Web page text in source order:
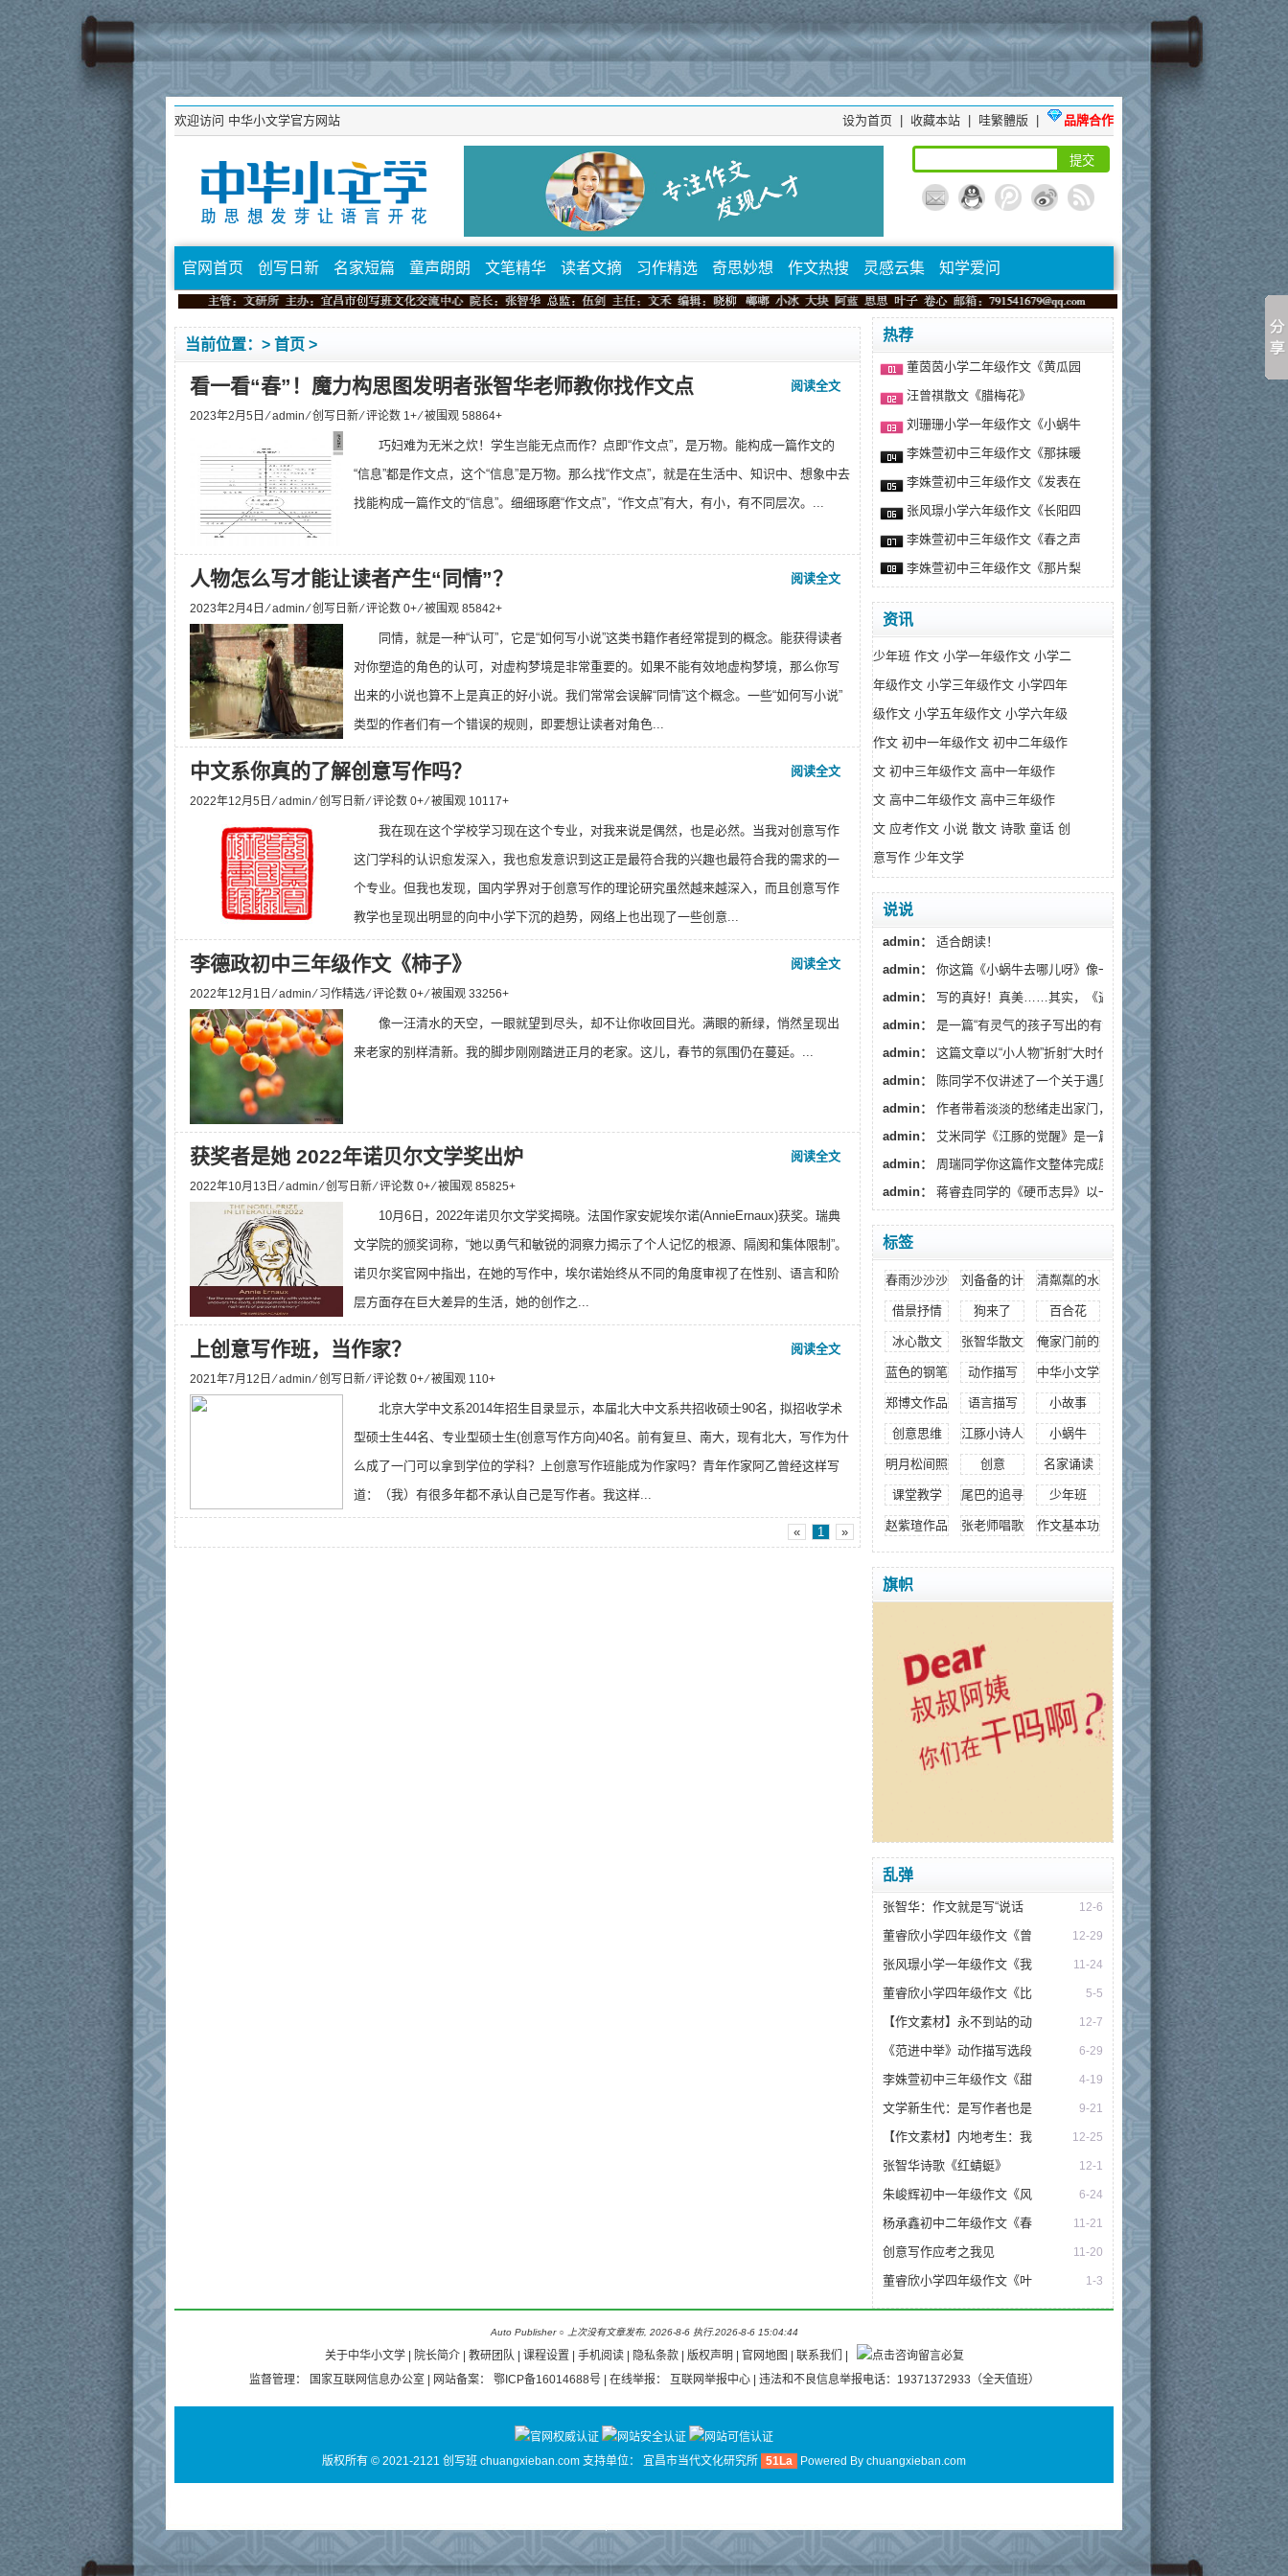
设为首页 收藏本站 哇繁體版 品牌合作
欢迎访问 中华小文学官方网站
官网首页 创写日新 名家短篇 童声朗朗 文笔精华 读者文摘 习作精选 奇思妙想 作文热搜 灵感云集 知学爱问
当前位置：> 首页 >
阅读全文
看一看“春”！魔力构思图发明者张智华老师教你找作文点
2023年2月5日 ⁄admin⁄创写日新⁄ 评论数 1+ ⁄ 被围观 58864+
巧妇难为无米之炊！学生岂能无点而作？点即“作文点”，是万物。能构成一篇作文的
“信息”都是作文点，这个“信息”是万物。那么找“作文点”，就是在生活中、知识中、想象中去
找能构成一篇作文的“信息”。细细琢磨“作文点”，“作文点”有大，有小，有不同层次。...
阅读全文
人物怎么写才能让读者产生“同情”？
2023年2月4日 ⁄admin⁄创写日新⁄ 评论数 0+ ⁄ 被围观 85842+
同情，就是一种“认可”，它是“如何写小说”这类书籍作者经常提到的概念。能获得读者
对你塑造的角色的认可，对虚构梦境是非常重要的。如果不能有效地虚构梦境，那么你写
出来的小说也算不上是真正的好小说。我们常常会误解“同情”这个概念。一些“如何写小说”
类型的作者们有一个错误的规则，即要想让读者对角色...
阅读全文
中文系你真的了解创意写作吗？
2022年12月5日 ⁄admin⁄创写日新⁄ 评论数 0+ ⁄ 被围观 10117+
我在现在这个学校学习现在这个专业，对我来说是偶然，也是必然。当我对创意写作
这门学科的认识愈发深入，我也愈发意识到这正是最符合我的兴趣也最符合我的需求的一
个专业。但我也发现，国内学界对于创意写作的理论研究虽然越来越深入，而且创意写作
教学也呈现出明显的向中小学下沉的趋势，网络上也出现了一些创意...
阅读全文
李德政初中三年级作文《柿子》
2022年12月1日 ⁄admin⁄习作精选⁄ 评论数 0+ ⁄ 被围观 33256+
像一汪清水的天空，一眼就望到尽头，却不让你收回目光。满眼的新绿，悄然呈现出
来老家的别样清新。我的脚步刚刚踏进正月的老家。这儿，春节的氛围仍在蔓延。...
阅读全文
获奖者是她 2022年诺贝尔文学奖出炉
2022年10月13日 ⁄admin⁄创写日新⁄ 评论数 0+ ⁄ 被围观 85825+
10月6日，2022年诺贝尔文学奖揭晓。法国作家安妮埃尔诺(AnnieErnaux)获奖。瑞典
文学院的颁奖词称，“她以勇气和敏锐的洞察力揭示了个人记忆的根源、隔阂和集体限制”。
诺贝尔奖官网中指出，在她的写作中，埃尔诺始终从不同的角度审视了在性别、语言和阶
层方面存在巨大差异的生活，她的创作之...
阅读全文
上创意写作班，当作家？
2021年7月12日 ⁄admin⁄创写日新⁄ 评论数 0+ ⁄ 被围观 110+
北京大学中文系2014年招生目录显示，本届北大中文系共招收硕士90名，拟招收学术
型硕士生44名、专业型硕士生(创意写作方向)40名。前有复旦、南大，现有北大，写作为什
么成了一门可以拿到学位的学科？上创意写作班能成为作家吗？青年作家阿乙曾经这样写
道：（我）有很多年都不承认自己是写作者。我这样...
« 1 »
热荐
董茵茵小学二年级作文《黄瓜园
汪曾祺散文《腊梅花》
刘珊珊小学一年级作文《小蜗牛
李姝萱初中三年级作文《那抹暖
李姝萱初中三年级作文《发表在
张风璟小学六年级作文《长阳四
李姝萱初中三年级作文《春之声
李姝萱初中三年级作文《那片梨
资讯
少年班 作文 小学一年级作文 小学二
年级作文 小学三年级作文 小学四年
级作文 小学五年级作文 小学六年级
作文 初中一年级作文 初中二年级作
文 初中三年级作文 高中一年级作
文 高中二年级作文 高中三年级作
文 应考作文 小说 散文 诗歌 童话 创
意写作 少年文学
说说
admin：
适合朗读！
admin：
你这篇《小蜗牛去哪儿呀》像一阵温柔的春风，读...
admin：
写的真好！真美……其实，《遇见》藏着一个更深的...
admin：
是一篇“有灵气的孩子写出的有温度的文章”。
admin：
这篇文章以“小人物”折射“大时代”，通过生活化...
admin：
陈同学不仅讲述了一个关于遇见流浪狗的故事...
admin：
作者带着淡淡的愁绪走出家门，趁着月色出来散...
admin：
艾米同学《江豚的觉醒》是一篇情感细腻、寓意深...
admin：
周瑞同学你这篇作文整体完成度较高，情感真挚...
admin：
蒋睿垚同学的《硬币志异》以一枚假币的奇幻旅...
标签
春雨沙沙沙 刘备备的计策 清粼粼的水
借景抒情 狗来了 百合花
冰心散文 张智华散文 俺家门前的海
蓝色的钢笔 动作描写 中华小文学
郑博文作品 语言描写 小故事
创意思维 江豚小诗人 小蜗牛
明月松间照 创意 名家诵读
课堂教学 尾巴的追寻 少年班
赵紫瑄作品 张老师唱歌 作文基本功
旗帜
乱弹
12-6
张智华：作文就是写“说话
12-29
董睿欣小学四年级作文《曾
11-24
张风璟小学一年级作文《我
5-5
董睿欣小学四年级作文《比
12-7
【作文素材】永不到站的动
6-29
《范进中举》动作描写选段
4-19
李姝萱初中三年级作文《甜
9-21
文学新生代：是写作者也是
12-25
【作文素材】内地考生：我
12-1
张智华诗歌《红蜻蜓》
6-24
朱峻辉初中一年级作文《风
11-21
杨承鑫初中二年级作文《春
11-20
创意写作应考之我见
1-3
董睿欣小学四年级作文《叶
Auto Publisher ○ 上次没有文章发布, 2026-8-6 执行.2026-8-6 15:04:44
关于中华小文学 院长简介 教研团队 课程设置 | 手机阅读 隐私条款 版权声明 官网地图 联系我们
监督管理：
国家互联网信息办公室 | 网站备案： 鄂ICP备16014688号 | 在线举报： 互联网举报中心 | 违法和不良信息举报电话：19371372933（全天值班）
版权所有 © 2021-2121 创写班 chuangxieban.com 支持单位： 宜昌市当代文化研究所 51La Powered By chuangxieban.com